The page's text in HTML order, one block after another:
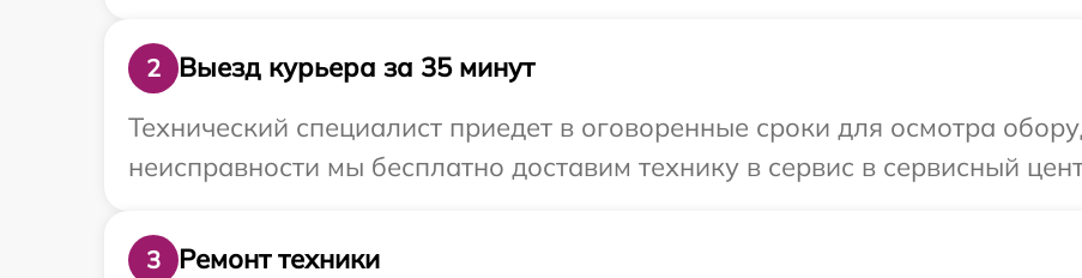
2
Выезд курьера за 35 минут
Технический специалист приедет в оговоренные сроки для осмотра
неисправности мы бесплатно доставим технику в сервис в сервисный
3
Ремонт техники